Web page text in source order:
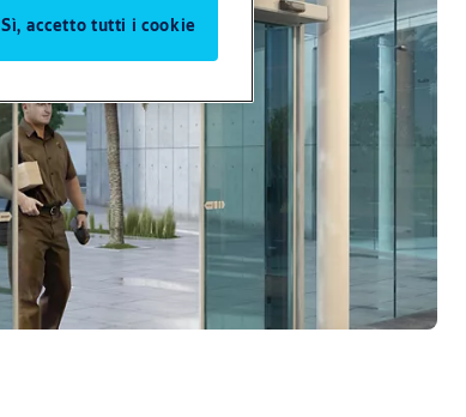
Sì, accetto tutti i cookie